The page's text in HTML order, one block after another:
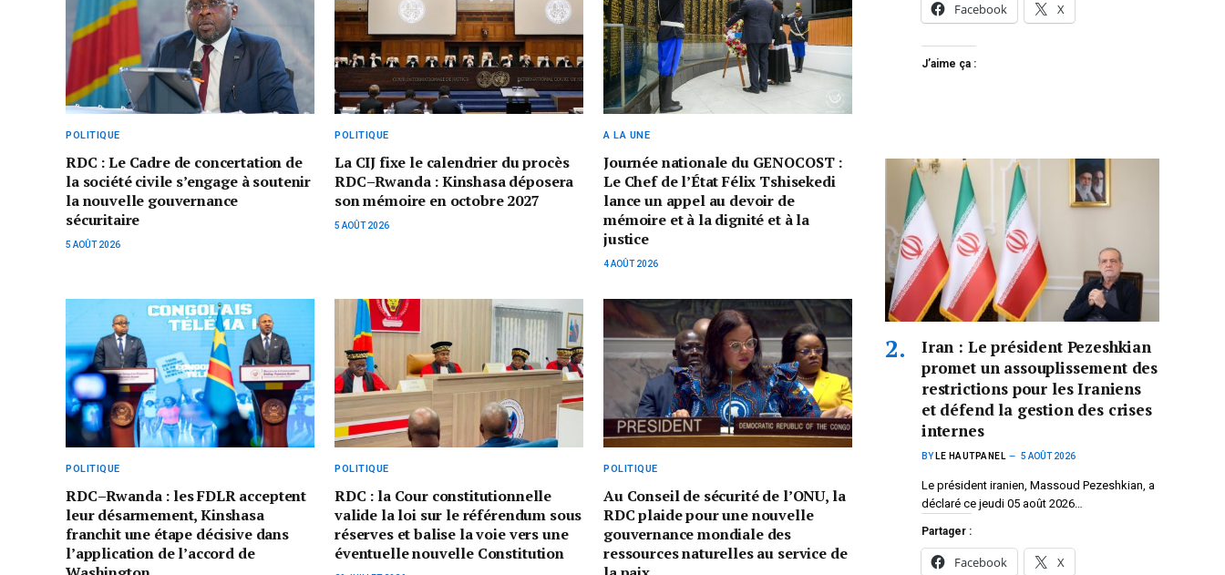
POLITIQUE
RDC : Le Cadre de concertation de
la société civile s’engage à soutenir
la nouvelle gouvernance
sécuritaire
5 AOÛT 2026
POLITIQUE
La CIJ fixe le calendrier du procès
RDC–Rwanda : Kinshasa déposera
son mémoire en octobre 2027
5 AOÛT 2026
A LA UNE
Journée nationale du GENOCOST :
Le Chef de l’État Félix Tshisekedi
lance un appel au devoir de
mémoire et à la dignité et à la
justice
4 AOÛT 2026
POLITIQUE
RDC–Rwanda : les FDLR acceptent
leur désarmement, Kinshasa
franchit une étape décisive dans
l’application de l’accord de
POLITIQUE
RDC : la Cour constitutionnelle
valide la loi sur le référendum sous
réserves et balise la voie vers une
éventuelle nouvelle Constitution
POLITIQUE
Au Conseil de sécurité de l’ONU, la
RDC plaide pour une nouvelle
gouvernance mondiale des
ressources naturelles au service de
Facebook X
J’aime ça :
Iran : Le président Pezeshkian
promet un assouplissement des
restrictions pour les Iraniens
et défend la gestion des crises
internes
BY LE HAUTPANEL 5 AOÛT 2026
Le président iranien, Massoud Pezeshkian, a
déclaré ce jeudi 05 août 2026…
Partager :
Facebook X